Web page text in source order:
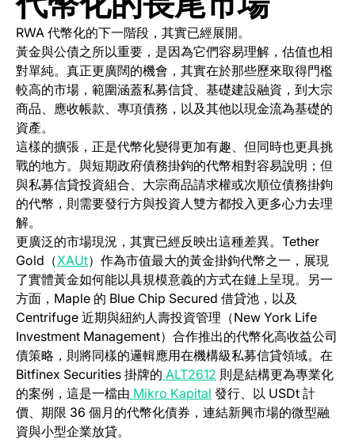
RWA 代幣化的下一階段，其實已經展開。
黃金與公債之所以重要，是因為它們容易理解，估值也相
對單純。真正更廣闊的機會，其實在於那些歷來取得門檻
較高的市場，範圍涵蓋私募信貸、基礎建設融資，到大宗
商品、應收帳款、專項債務，以及其他以現金流為基礎的
資產。
這樣的擴張，正是代幣化變得更加有趣、但同時也更具挑
戰的地方。與短期政府債務掛鉤的代幣相對容易說明；但
與私募信貸投資組合、大宗商品請求權或次順位債務掛鉤
的代幣，則需要發行方與投資人雙方都投入更多心力去理
解。
更廣泛的市場現況，其實已經反映出這種差異。Tether
Gold（XAUt(opens in a new tab)
）作為市值最大的黃金掛鉤代幣之一，展現
了實體黃金如何能以具規模意義的方式在鏈上呈現。另一
方面，Maple 的 Blue Chip Secured 借貸池，以及
Centrifuge 近期與紐約人壽投資管理（New York Life
Investment Management）合作推出的代幣化高收益公司
債策略，則將同樣的邏輯應用在機構級私募信貸領域。在
Bitfinex Securities 掛牌的 ALT2612 則是結構更為專業化
的案例，這是一檔由 Mikro Kapital (opens in a new tab)
發行、以 USDt 計
價、期限 36 個月的代幣化債券，連結新興市場的微型融
資與小型企業放貸。